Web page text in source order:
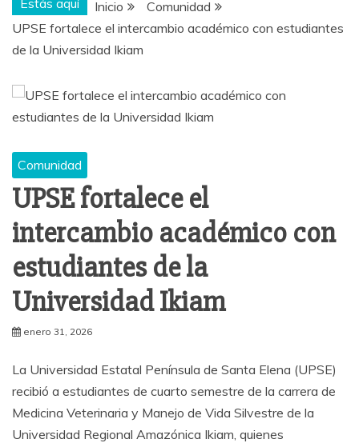
Inicio
Comunidad
UPSE fortalece el intercambio académico con estudiantes
de la Universidad Ikiam
Comunidad
UPSE fortalece el
intercambio académico con
estudiantes de la
Universidad Ikiam
enero 31, 2026
La Universidad Estatal Península de Santa Elena (UPSE)
recibió a estudiantes de cuarto semestre de la carrera de
Medicina Veterinaria y Manejo de Vida Silvestre de la
Universidad Regional Amazónica Ikiam, quienes